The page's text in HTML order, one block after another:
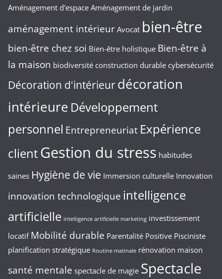
Aménagement d'espace Aménagement de jardin
aménagement intérieur Avocat bien-être
bien-être chez soi Bien-être holistique Bien-être à
la maison biodiversité construction durable cybersécurité
Décoration d'intérieurdécoration
intérieure Développement
personnel Entrepreneuriat Expérience
clientGestion du stress habitudes
saines Hygiène de vie Immersion culturelle Innovation
innovation technologique intelligence
artificielle intelligence artificielle marketing investissement
locatif Mobilité durable Parentalité Positive Pisciniste
planification stratégique Routine matinale rénovation maison
santé mentale spectacle de magie Spectacle